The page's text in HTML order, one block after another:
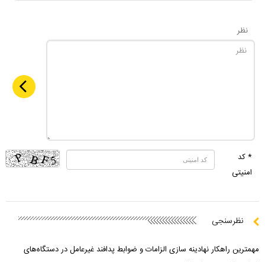
نظر
* کد
امنیتی
نظرسنجی
مهمترین راهکار نهادینه سازی الزامات و ضوابط پدافند غیرعامل در دستگاه‌های